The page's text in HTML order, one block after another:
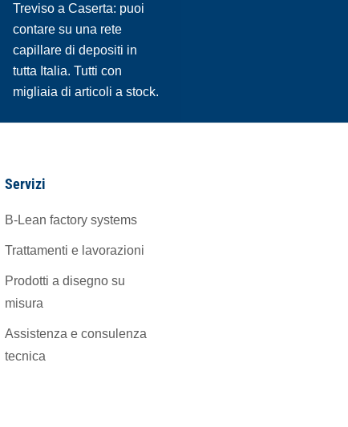
Treviso a Caserta: puoi
contare su una rete
capillare di depositi in
tutta Italia. Tutti con
migliaia di articoli a stock.
Servizi
B-Lean factory systems
Trattamenti e lavorazioni
Prodotti a disegno su
misura
Assistenza e consulenza
tecnica